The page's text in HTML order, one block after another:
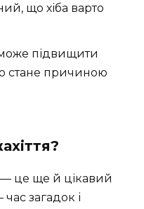
що хіба варто
підвищити
стане причиною
— це ще й цікавий
загадок і